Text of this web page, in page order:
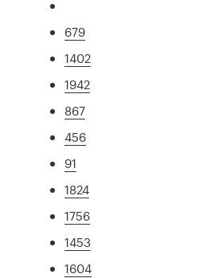
679
1402
1942
867
456
91
1824
1756
1453
1604